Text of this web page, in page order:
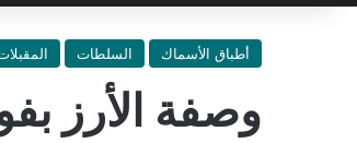
أطباق الأسماك السلطات
وصفة الأرز